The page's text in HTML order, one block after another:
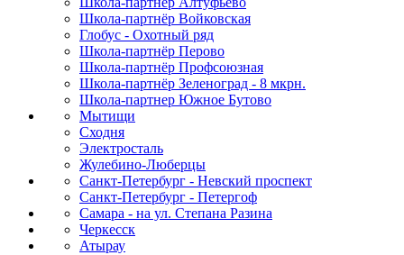
Школа-партнёр Войковская
Глобус - Охотный ряд
Школа-партнёр Перово
Школа-партнёр Профсоюзная
Школа-партнёр Зеленоград - 8 мкрн.
Школа-партнер Южное Бутово
Мытищи
Сходня
Электросталь
Жулебино-Люберцы
Санкт-Петербург - Невский проспект
Санкт-Петербург - Петергоф
Самара - на ул. Степана Разина
Черкесск
Атырау